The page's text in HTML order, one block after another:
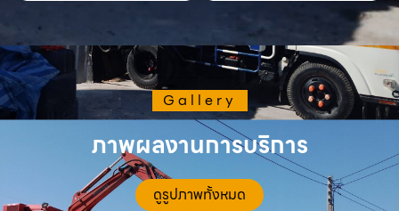
Gallery
ภาพผลงานการบริการ
ดูรูปภาพทั้งหมด